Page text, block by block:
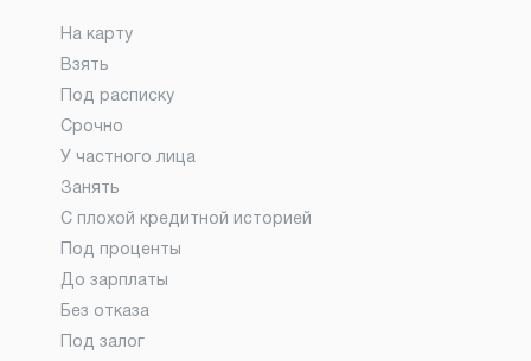
На карту
Взять
Под расписку
Срочно
У частного лица
Занять
С плохой кредитной историей
Под проценты
До зарплаты
Без отказа
Под залог